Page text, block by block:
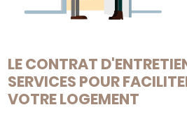
LE CONTRAT
SERVICES POUR
VOTRE LOGEMENT